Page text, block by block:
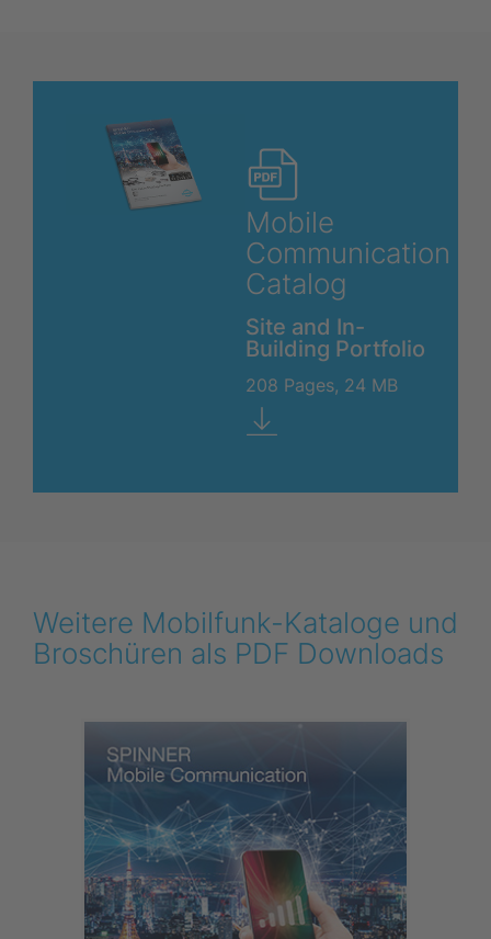
Mobile
Communication
Catalog
Site and In-
Building Portfolio
208 Pages, 24 MB
Weitere Mobilfunk-Kataloge und
Broschüren als PDF Downloads